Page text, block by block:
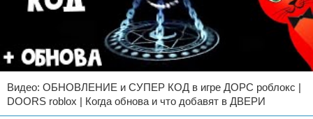
Видео: ОБНОВЛЕНИЕ и СУПЕР КОД в игре ДОРС роблокс |
DOORS roblox | Когда обнова и что добавят в ДВЕРИ